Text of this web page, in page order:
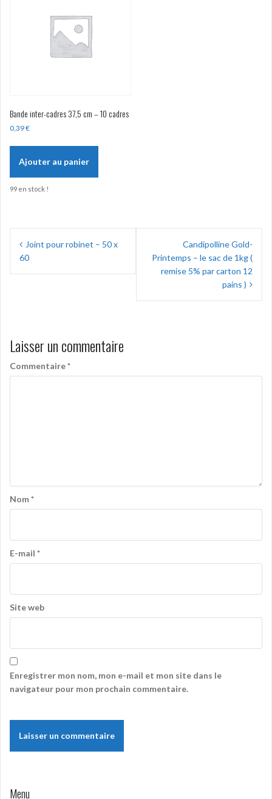
Bande inter-cadres 37,5 cm – 10 cadres
0,39€
Ajouter au panier
99 en stock !
Navigation
de Joint pour robinet – 50 x
60
Candipolline Gold-
Printemps – le sac de 1kg (
remise 5% par carton 12
pains )
Laisser un commentaire
Commentaire*
Nom*
E-mail *
Site web
Enregistrer mon nom, mon e-mail et mon site dans le
navigateur pour mon prochain commentaire.
Menu